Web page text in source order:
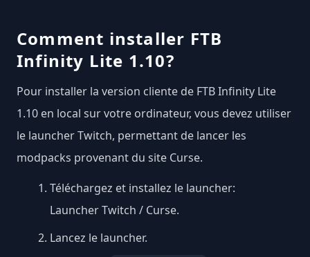
Comment installer FTB
Infinity Lite 1.10?
Pour installer la version cliente de FTB Infinity Lite
1.10 en local sur votre ordinateur, vous devez utiliser
le launcher Twitch, permettant de lancer les
modpacks provenant du site Curse.
Téléchargez et installez le launcher:
Launcher Twitch / Curse.
Lancez le launcher.